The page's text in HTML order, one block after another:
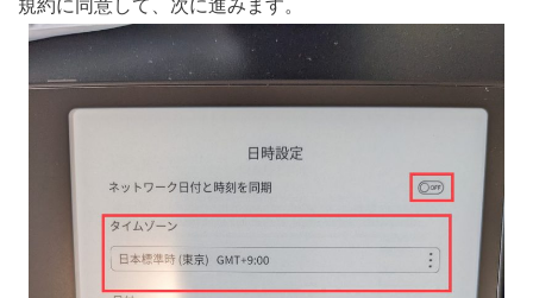
規約に同意して、次に進みます。